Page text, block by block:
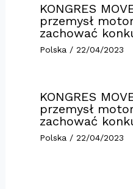
KONGRES
przemysł
zachować
Polska / 22/04/2023
KONGRES
przemysł
zachować
Polska / 22/04/2023